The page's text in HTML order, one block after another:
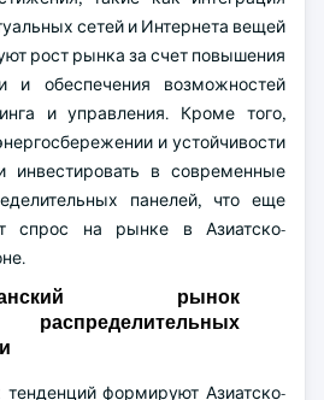
сетей и Интернета вещей
рост рынка за счет повышения
и обеспечения возможностей
и управления. Кроме того,
и устойчивости
инвестировать в современные
панелей, что еще
спрос на рынке в Азиатско-
рынок
формируют Азиатско-